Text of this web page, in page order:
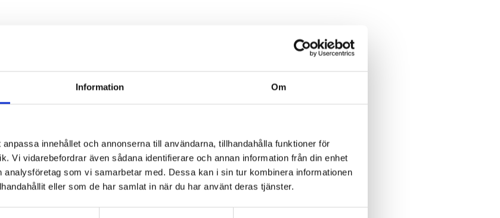
Information Om
innehållet och annonserna till användarna, tillhandahålla funktioner för
Vi vidarebefordrar även sådana identifierare och annan information från din enhet
som vi samarbetar med. Dessa kan i sin tur kombinera informationen
eller som de har samlat in när du har använt deras tjänster.